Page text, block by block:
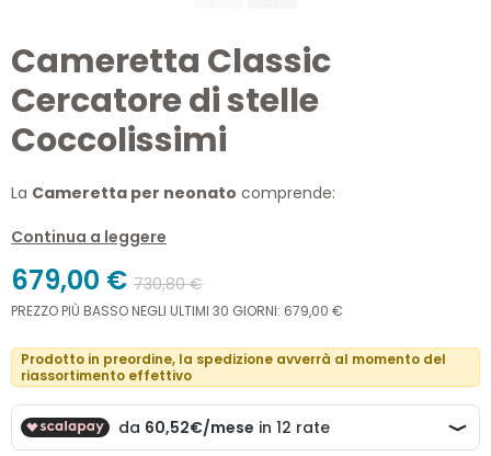
Cameretta Classic
Cercatore di stelle
Coccolissimi
La Cameretta per neonato comprende:
Lettino Classic
Tessile ricamato per lettino (Paracolpi, piumone
sfoderabile, imbottitura piumone, lenzuolo sopra, lenzuolo
Fasciatoio Quadro 3 cassetti completo di materassino
cambio e vaschetta bagnetto
Continua a leggere
679,00 € 730,80 €
PREZZO PIÙ BASSO NEGLI ULTIMI 30 GIORNI: 679,00 €
Prodotto in preordine, la spedizione avverrà al momento del
riassortimento effettivo